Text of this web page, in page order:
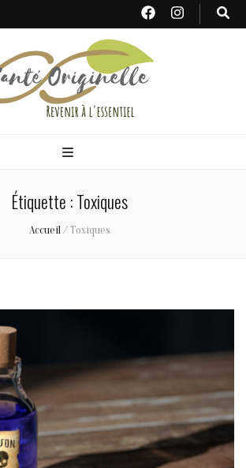
Santé
Originelle
Étiquette : Toxiques
Accueil / Toxiques